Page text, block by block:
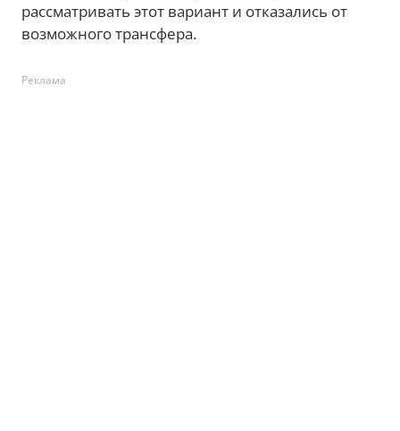
рассматривать этот вариант и отказались от
возможного трансфера.
Реклама